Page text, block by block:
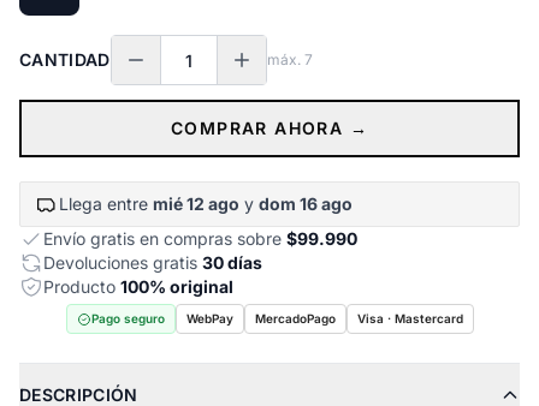
CANTIDAD máx. 7
COMPRAR AHORA →
Llega entre mié 12 ago y dom 16 ago
Envío gratis en compras sobre $99.990
Devoluciones gratis 30 días
Producto 100% original
Pago seguro WebPay MercadoPago Visa · Mastercard
DESCRIPCIÓN